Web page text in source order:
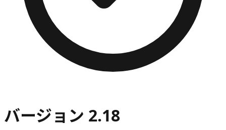
バージョン 2.18